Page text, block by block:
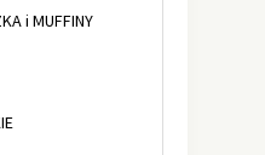
i MUFFINY